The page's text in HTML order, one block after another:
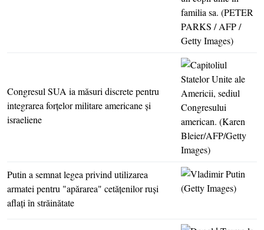
Congresul SUA ia măsuri discrete pentru
integrarea forţelor militare americane şi
israeliene
Putin a semnat legea privind utilizarea
armatei pentru "apărarea" cetăţenilor ruşi
aflaţi în străinătate